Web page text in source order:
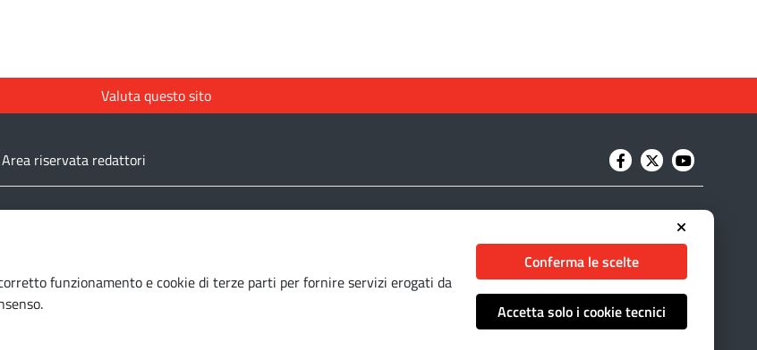
funzionamento e cookie di terze parti per fornire servizi erogati da
Conferma le scelte
Accetta solo i cookie tecnici
Valuta questo sito
Area riservata redattori